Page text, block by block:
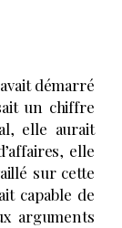
démarré
un chiffre
elle aurait
elle
sur cette
capable de
arguments